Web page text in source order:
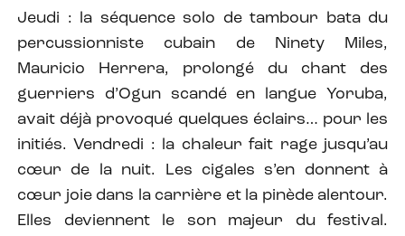
Jeudi : la séquence solo de tambour bata du
percussionniste cubain de Ninety Miles,
Mauricio Herrera, prolongé du chant des
guerriers d’Ogun scandé en langue Yoruba,
avait déjà provoqué quelques éclairs… pour les
initiés. Vendredi : la chaleur fait rage jusqu’au
cœur de la nuit. Les cigales s’en donnent à
cœur joie dans la carrière et la pinède alentour.
Elles deviennent le son majeur du festival.